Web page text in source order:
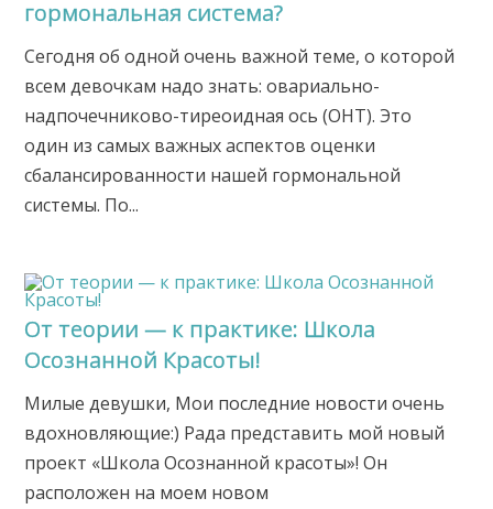
гормональная система?
Сегодня об одной очень важной теме, о которой
всем девочкам надо знать: овариально-
надпочечниково-тиреоидная ось (ОНТ). Это
один из самых важных аспектов оценки
сбалансированности нашей гормональной
системы. По...
От теории — к практике: Школа
Осознанной Красоты!
Милые девушки, Мои последние новости очень
вдохновляющие:) Рада представить мой новый
проект «Школа Осознанной красоты»! Он
расположен на моем новом